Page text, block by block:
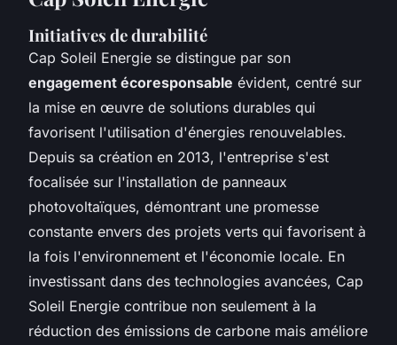
Initiatives de durabilité
Cap Soleil Energie se distingue par son
engagement écoresponsable évident, centré sur
la mise en œuvre de solutions durables qui
favorisent l'utilisation d'énergies renouvelables.
Depuis sa création en 2013, l'entreprise s'est
focalisée sur l'installation de panneaux
photovoltaïques, démontrant une promesse
constante envers des projets verts qui favorisent à
la fois l'environnement et l'économie locale. En
investissant dans des technologies avancées, Cap
Soleil Energie contribue non seulement à la
réduction des émissions de carbone mais améliore